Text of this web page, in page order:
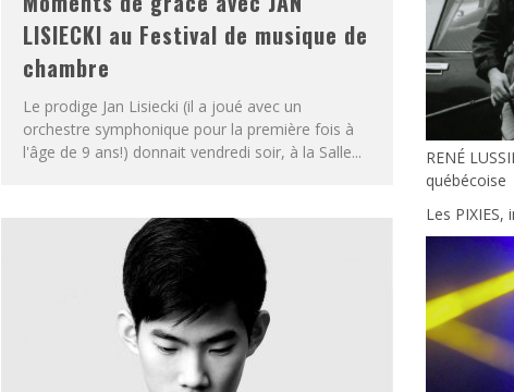
LISIECKI au Festival de musique de
chambre
Le prodige Jan Lisiecki (il a joué avec un
orchestre symphonique pour la première fois à
l'âge de 9 ans!) donnait vendredi soir, à la Salle...
RENÉ
québécoise
Les